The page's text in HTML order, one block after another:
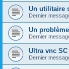
Un utilitaire
Dernier
Un
Dernier
Ultra vnc
Dernier